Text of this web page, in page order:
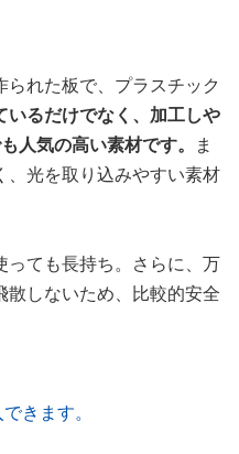
れた板で、プラスチック
いるだけでなく、加工しや
人気の高い素材です。
ま
、光を取り込みやすい素材
っても長持ち。さらに、万
散しないため、比較的安全
きます。